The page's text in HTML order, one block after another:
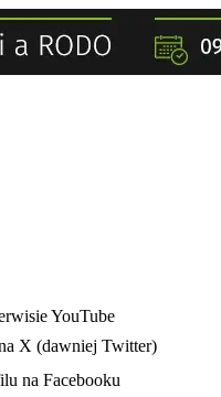
YouTube
X (dawniej Twitter)
na Facebooku